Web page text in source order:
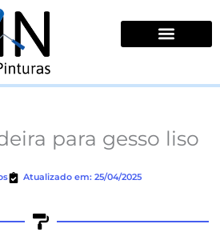
para gesso liso
Atualizado em: 25/04/2025